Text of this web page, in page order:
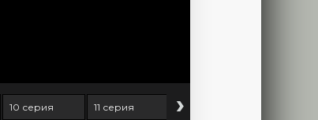
10 серия 11 серия 12 серия
›